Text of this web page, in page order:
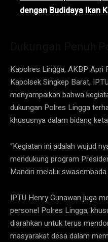
dengan Budidaya Ikan
Kapolres Lingga, AKBP Apri
Kapolsek Singkep Barat,
menyampaikan bahwa
dukungan Polres Lingga
khususnya dalam bidang
“Kegiatan ini adalah wujud
mendukung program
Mandiri melalui swasembada
IPTU Henry Gunawan juga
personel Polres Lingga,
diarahkan untuk terus
masyarakat desa dalam